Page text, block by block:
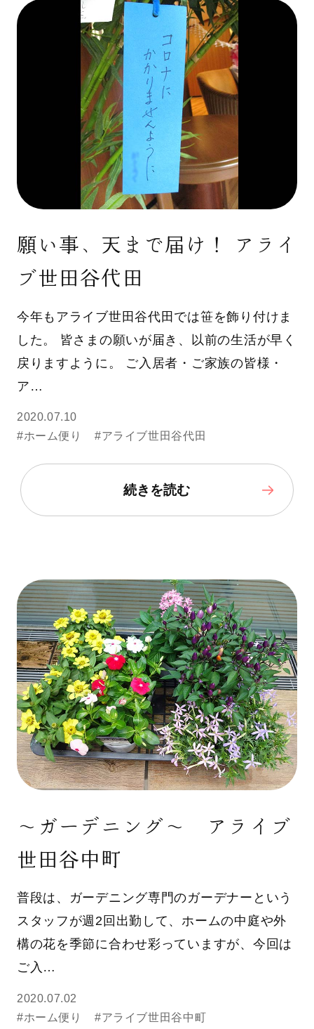
願い事、天まで届け！ アライ
ブ世田谷代田
今年もアライブ世田谷代田では笹を飾り付けま
した。 皆さまの願いが届き、以前の生活が早く
戻りますように。 ご入居者・ご家族の皆様・
ア…
2020.07.10
#ホーム便り
#アライブ世田谷代田
続きを読む
～ガーデニング〜 アライブ
世田谷中町
普段は、ガーデニング専門のガーデナーという
スタッフが週2回出勤して、ホームの中庭や外
構の花を季節に合わせ彩っていますが、今回は
ご入…
2020.07.02
#ホーム便り
#アライブ世田谷中町